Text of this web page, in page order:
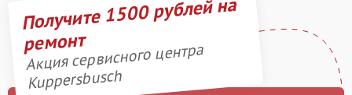
Получите 1500 рублей на
ремонт
Акция сервисного центра
Kuppersbusch